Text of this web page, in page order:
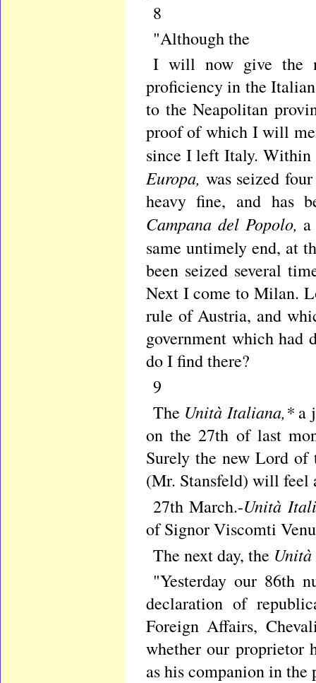
8
"Although the
I will now give the
proficiency in the
to the Neapolitan
proof of which I will
since I left Italy. Within
Europa, was seized
heavy fine, and has
Campana del Popolo,
same untimely end, at
been seized several
Next I come to Milan.
rule of Austria, and
government which had
do I find there?
9
The Unità Italiana,* a
on the 27th of last
Surely the new Lord
(Mr. Stansfeld) will feel
27th March.-Unità
of Signor Viscomti
The next day, the
"Yesterday our 86th
declaration of
Foreign Affairs,
whether our proprietor
as his companion in the